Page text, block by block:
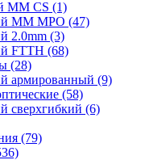
MM CS (1)
MM MPO (47)
2.0mm (3)
FTTH (68)
(28)
армированный (9)
(58)
сверхгибкий (6)
(79)